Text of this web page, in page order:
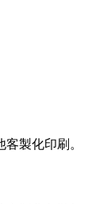
製化印刷。